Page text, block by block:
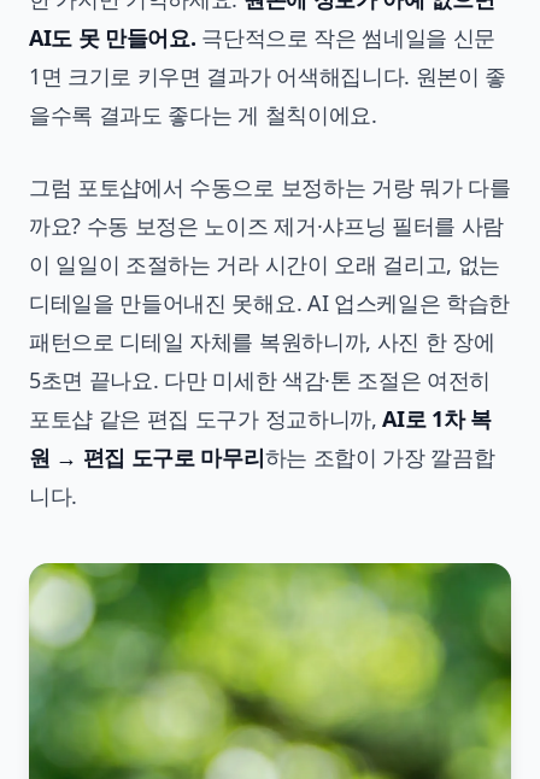
AI도 못 만들어요. 극단적으로 작은 썸네일을 신문
1면 크기로 키우면 결과가 어색해집니다. 원본이 좋
을수록 결과도 좋다는 게 철칙이에요.
그럼 포토샵에서 수동으로 보정하는 거랑 뭐가 다를
까요? 수동 보정은 노이즈 제거·샤프닝 필터를 사람
이 일일이 조절하는 거라 시간이 오래 걸리고, 없는
디테일을 만들어내진 못해요. AI 업스케일은 학습한
패턴으로 디테일 자체를 복원하니까, 사진 한 장에
5초면 끝나요. 다만 미세한 색감·톤 조절은 여전히
포토샵 같은 편집 도구가 정교하니까,AI로 1차 복
원 → 편집 도구로 마무리하는 조합이 가장 깔끔합
니다.